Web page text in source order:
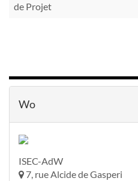
de Projet
Wo
ISEC-AdW
7, rue Alcide de Gasperi